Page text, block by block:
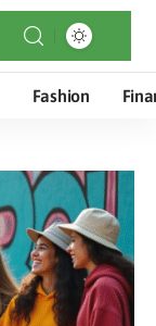
Fashion